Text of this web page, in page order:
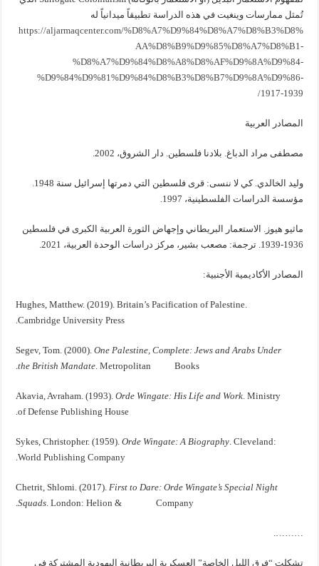
تُمثل ممارسات وينغيت في هذه الدراسة تطبيقاً ميدانياً له
https://aljarmaqcenter.com/%D8%A7%D9%84%D8%A7%D8%B3%D8%
AA%D8%B9%D9%85%D8%A7%D8%B1-
%D8%A7%D9%84%D8%A8%D8%AF%D9%8A%D9%84-
%D9%84%D9%81%D9%84%D8%B3%D8%B7%D9%8A%D9%86-
1917-1939/
المصادر العربية
مصطفى مراد الدباغ. بلادنا فلسطين. دار الشروق، 2002.
مؤسسة الدراسات الفلسطينية، 1997.
ماثيو هيوز. الاستعمار البريطاني وإجهاض الثورة العربية الكبرى في فلسطين
1936-1939. ترجمة: مصعب بشير، مركز دراسات الوحدة العربية، 2021.
المصادر الأكاديمية الأجنبية:
Hughes, Matthew. (2019). Britain’s Pacification of Palestine.
Cambridge University Press.
One Palestine, Complete: Jews and Arabs Under
the British Mandate . Metropolitan Books.
Orde Wingate: His Life and Work . Ministry
of Defense Publishing House.
Orde Wingate: A Biography . Cleveland:
World Publishing Company.
First to Dare: Orde Wingate’s Special Night
Squads . London: Helion & Company.
تشكلت “فرق الليل الخاصة” العسكرية البريطانية اليهودية المشتركة في